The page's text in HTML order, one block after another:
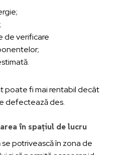
de verificare
poate fi mai rentabil decât
defectează des.
în spațiul de lucru
potrivească în zona de